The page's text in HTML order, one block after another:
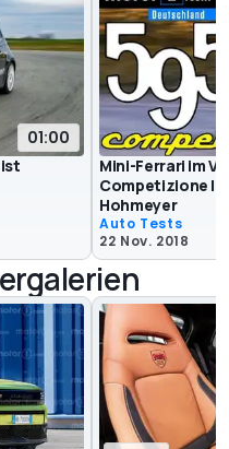
01:00
Mini-Ferrari im
Competizione |
Hohmeyer
Auto Tests
22 Nov. 2018